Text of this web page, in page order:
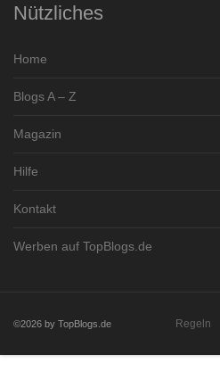
Nützliches
Home
Blogs A – Z
Magazin
Hilfe
Kontakt
Werben auf TopBlogs.de
©2026 by TopBlogs.de Regeln